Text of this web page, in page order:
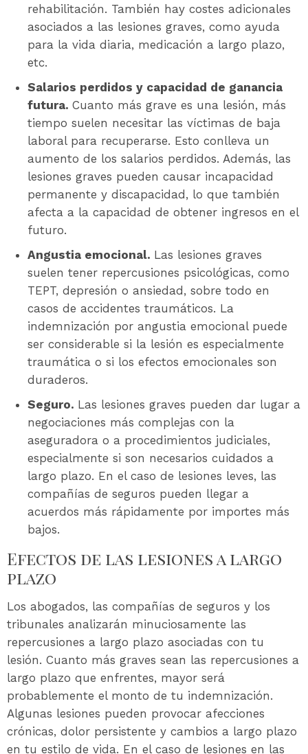
rehabilitación. También hay costes adicionales
asociados a las lesiones graves, como ayuda
para la vida diaria, medicación a largo plazo,
etc.
Salarios perdidos y capacidad de ganancia
futura. Cuanto más grave es una lesión, más
tiempo suelen necesitar las víctimas de baja
laboral para recuperarse. Esto conlleva un
aumento de los salarios perdidos. Además, las
lesiones graves pueden causar incapacidad
permanente y discapacidad, lo que también
afecta a la capacidad de obtener ingresos en el
futuro.
Angustia emocional. Las lesiones graves
suelen tener repercusiones psicológicas, como
TEPT, depresión o ansiedad, sobre todo en
casos de accidentes traumáticos. La
indemnización por angustia emocional puede
ser considerable si la lesión es especialmente
traumática o si los efectos emocionales son
duraderos.
Seguro. Las lesiones graves pueden dar lugar a
negociaciones más complejas con la
aseguradora o a procedimientos judiciales,
especialmente si son necesarios cuidados a
largo plazo. En el caso de lesiones leves, las
compañías de seguros pueden llegar a
acuerdos más rápidamente por importes más
bajos.
Efectos de las lesiones a largo
plazo
Los abogados, las compañías de seguros y los
tribunales analizarán minuciosamente las
repercusiones a largo plazo asociadas con tu
lesión. Cuanto más graves sean las repercusiones a
largo plazo que enfrentes, mayor será
probablemente el monto de tu indemnización.
Algunas lesiones pueden provocar afecciones
crónicas, dolor persistente y cambios a largo plazo
en tu estilo de vida. En el caso de lesiones en las